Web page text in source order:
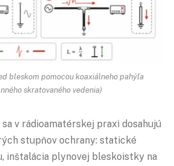
bleskom pomocou koaxiálneho pahýľa
skratovaného vedenia)
v rádioamatérskej praxi dosahujú
stupňov ochrany: statické
inštalácia plynovej bleskoistky na